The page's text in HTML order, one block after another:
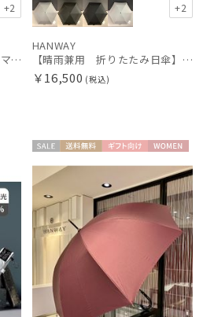
+2
【晴雨兼用折りたたみ日傘】マッキントッシュ フィロソフィー(MACKINTOSH PHILOSOPHY) バーブレラ サンプロテクトシリーズ（SUNPROTECT）無地 軽量 遮熱 遮光100 60
+2
HANWAY
【晴雨兼用 折りたたみ日傘】ハンウェイ（ＨＡＮＷＡＹ）Shade 4（シェード４）
￥16,500 (税込)
ル
N